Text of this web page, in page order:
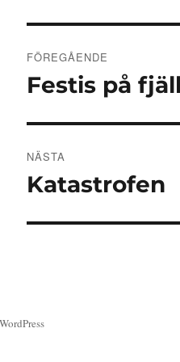
FÖREGÅENDE
Föregående
Festis på
NÄSTA
Nästa
Katastrofen